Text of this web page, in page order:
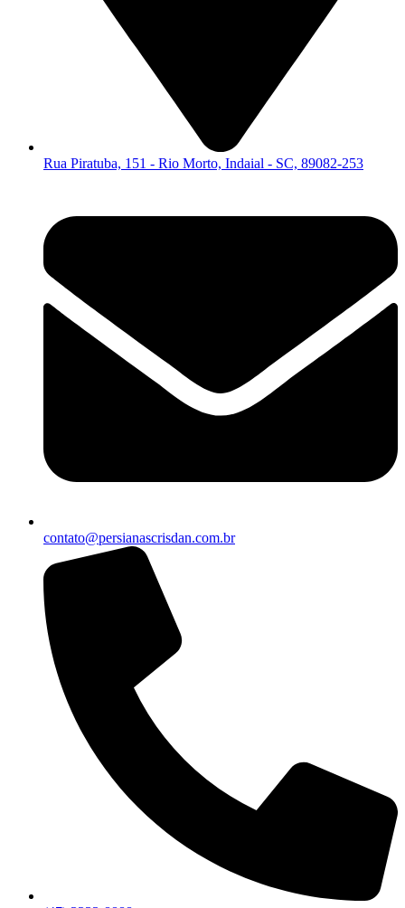
Rua Piratuba, 151 - Rio Morto, Indaial - SC, 89082-253
contato@persianascrisdan.com.br